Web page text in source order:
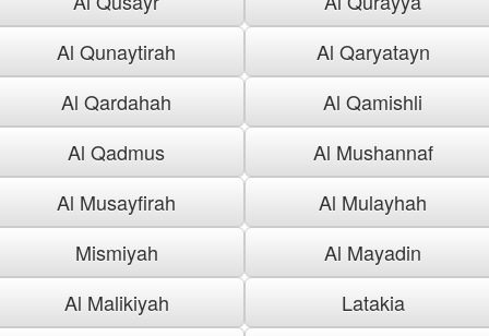
Al Qunaytirah
Al Qaryatayn
Al Qardahah
Al Qamishli
Al Qadmus
Al Mushannaf
Al Musayfirah
Al Mulayhah
Mismiyah
Al Mayadin
Al Malikiyah
Latakia